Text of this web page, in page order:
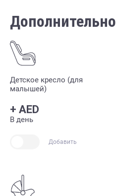
Дополнительно
Детское кресло (для
малышей)
+ AED
В день
Добавить